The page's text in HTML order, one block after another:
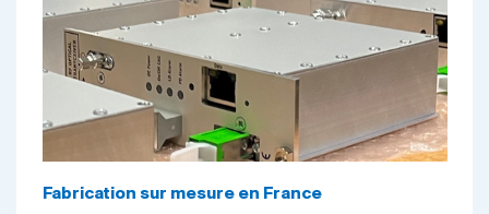
Fabrication sur mesure en France